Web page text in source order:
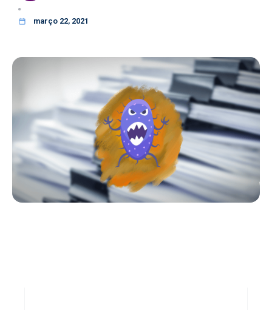
março 22, 2021